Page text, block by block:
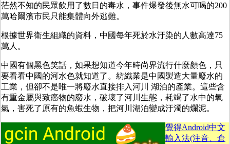
茫然不知的民眾飲用了數日的毒水，事件爆發後無水可喝的200
萬哈爾濱市民只能集體向外逃難。
根據世界衛生組織的資料，中國每年死於水汙染的人數高達75
萬人。
中國有個黑色笑話，如果想知道今年時尚界流行什麼顏色，只
要看看中國的河水色就知道了。紡織業是中國製造大量廢水的
工業，但卻不是唯一將廢水直接排入河川 湖泊的產業。這些含
有重金屬與致癌物的廢水，破壞了河川生態，耗竭了水中的氧
氣，害死了原有的魚蝦生物，把河川湖泊變成汙濁的爛泥。
覺得Android中文
輸入法(注音、倉